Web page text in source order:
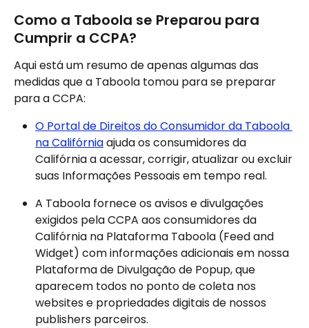
Como a Taboola se Preparou para
Cumprir a CCPA?
Aqui está um resumo de apenas algumas das
medidas que a Taboola tomou para se preparar
para a CCPA:
O Portal de Direitos do Consumidor da Taboola
na Califórnia ajuda os consumidores da
Califórnia a acessar, corrigir, atualizar ou excluir
suas Informações Pessoais em tempo real.
A Taboola fornece os avisos e divulgações
exigidos pela CCPA aos consumidores da
Califórnia na Plataforma Taboola (Feed and
Widget) com informações adicionais em nossa
Plataforma de Divulgação de Popup, que
aparecem todos no ponto de coleta nos
websites e propriedades digitais de nossos
publishers parceiros.